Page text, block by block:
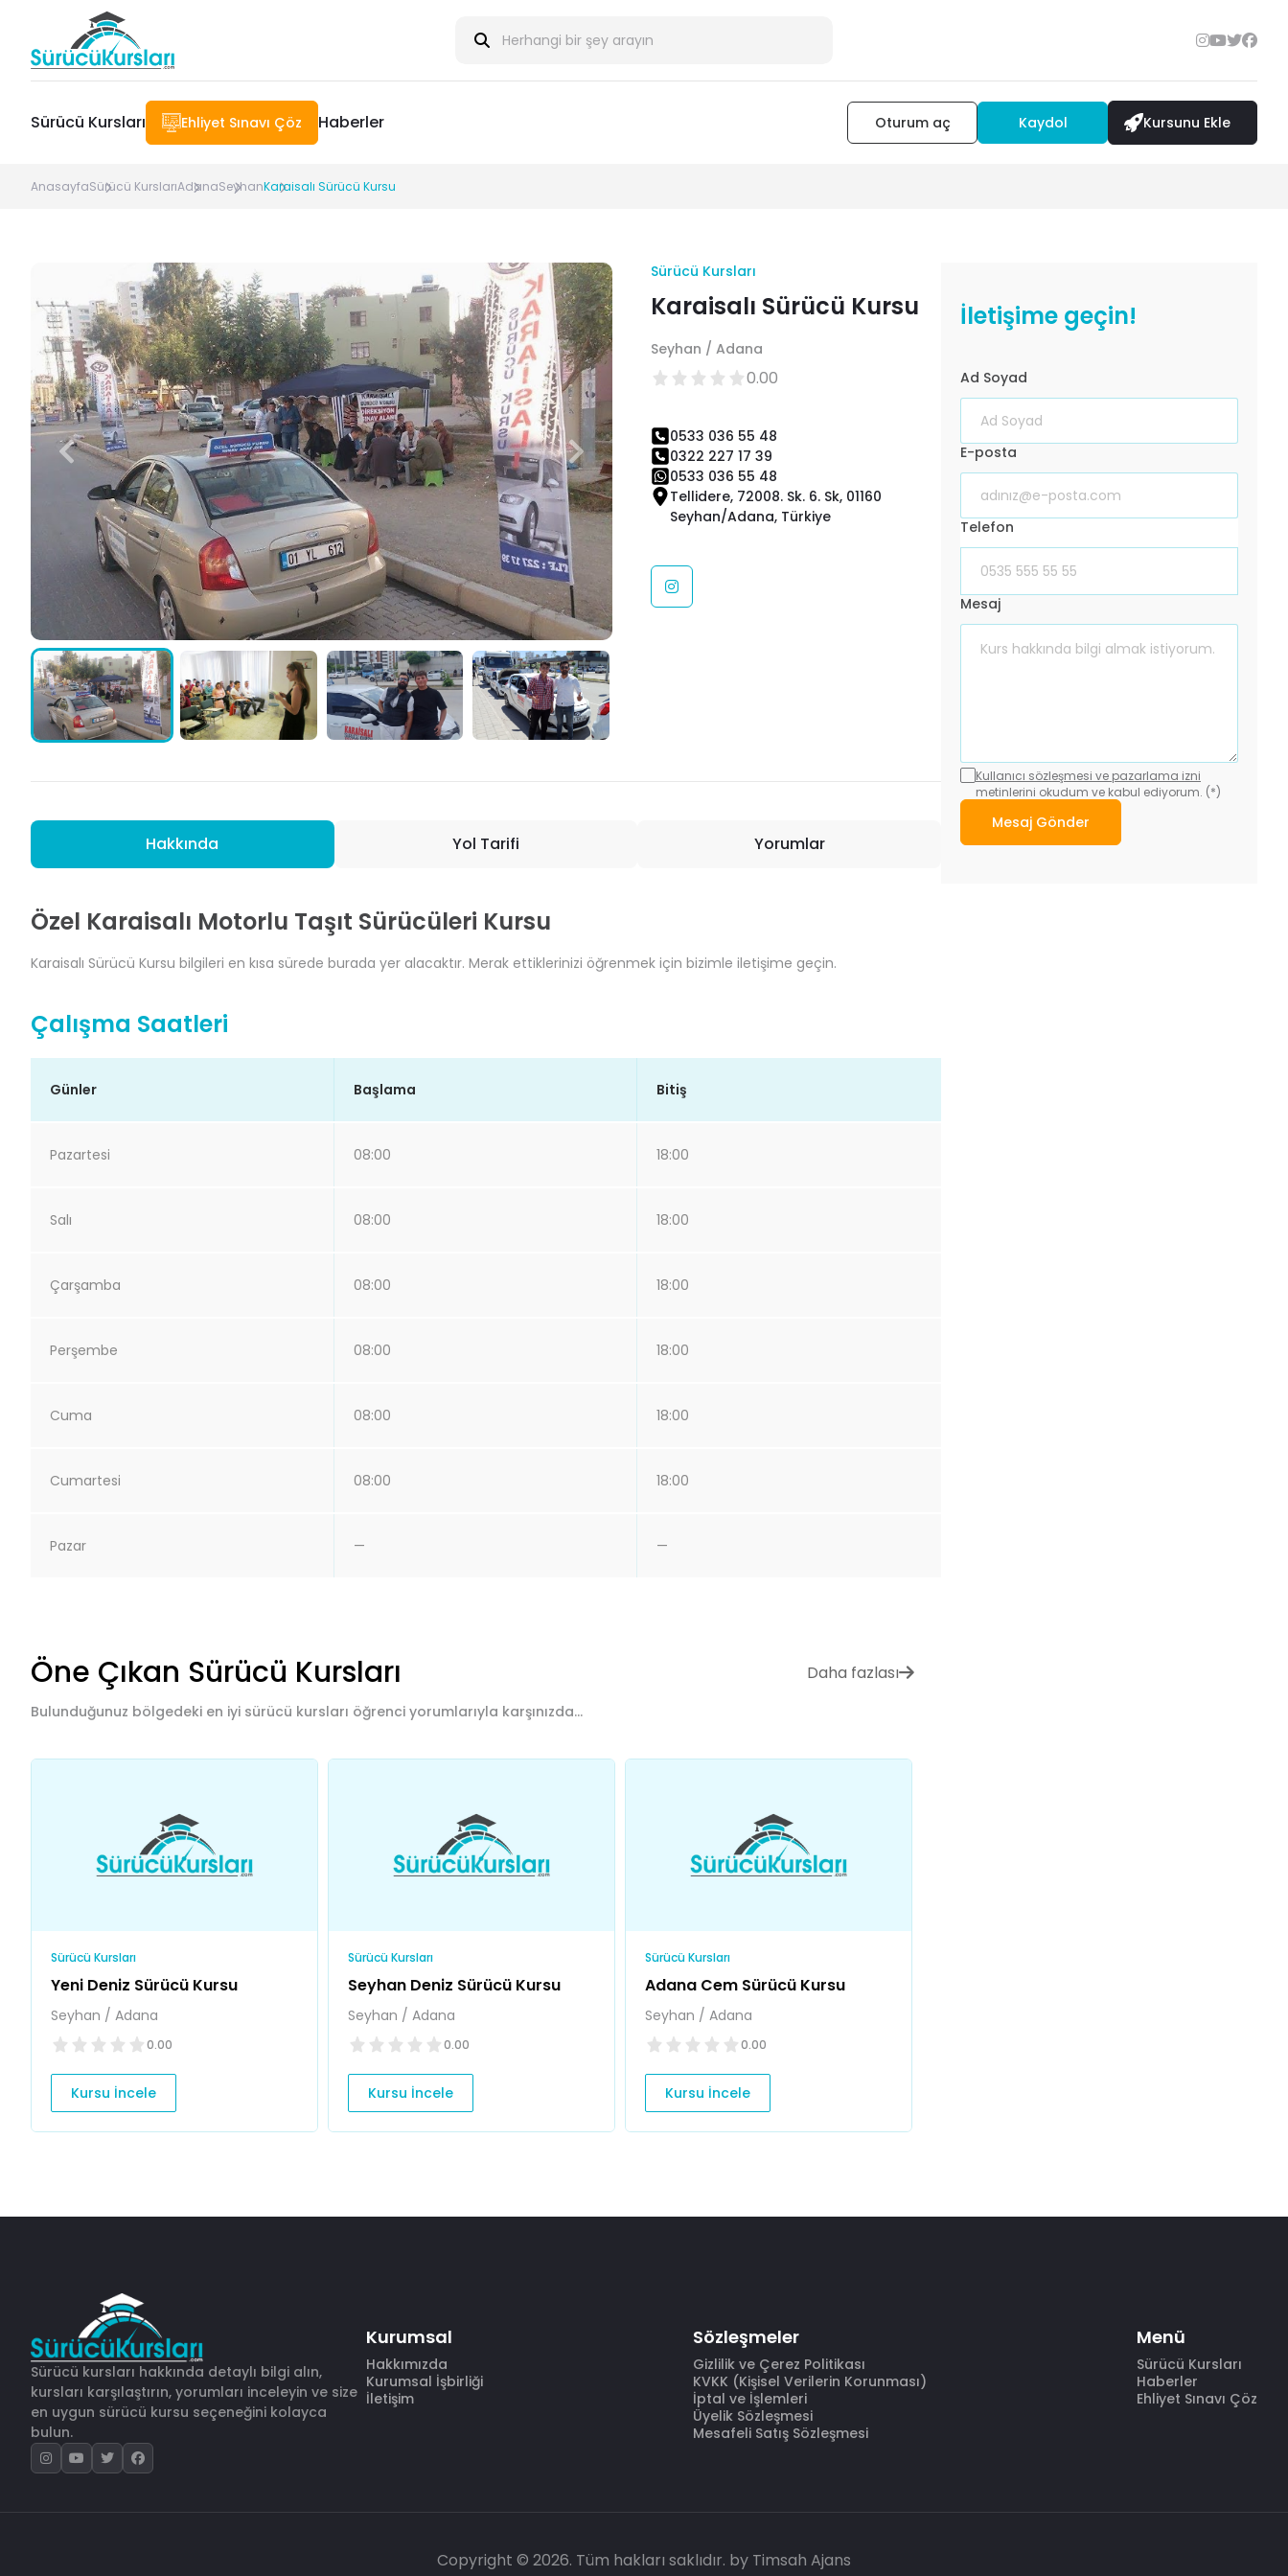
Sürücü Kursları Ehliyet Sınavı Çöz Haberler Oturum aç Kaydol Kursunu Ekle
AnasayfaSürücü KurslarıAdanaSeyhanKaraisalı Sürücü Kursu
Sürücü Kursları
Karaisalı Sürücü Kursu
Seyhan / Adana
0.00
0533 036 55 48
0322 227 17 39
0533 036 55 48
Tellidere, 72008. Sk. 6. Sk, 01160
Seyhan/Adana, Türkiye
Hakkında Yol Tarifi Yorumlar
Özel Karaisalı Motorlu Taşıt Sürücüleri Kursu
Karaisalı Sürücü Kursu bilgileri en kısa sürede burada yer alacaktır. Merak ettiklerinizi öğrenmek için bizimle iletişime geçin.
Çalışma Saatleri
Günler Başlama Bitiş
Pazartesi 08:00 18:00
Salı 08:00 18:00
Çarşamba 08:00 18:00
Perşembe 08:00 18:00
Cuma 08:00 18:00
Cumartesi 08:00 18:00
Pazar — —
İletişime geçin!
Ad Soyad
E-posta
Telefon
Mesaj
Kullanıcı sözleşmesi ve pazarlama izni
metinlerini okudum ve kabul ediyorum. (*)
Mesaj Gönder
Öne Çıkan Sürücü Kursları Daha fazlası
Bulunduğunuz bölgedeki en iyi sürücü kursları öğrenci yorumlarıyla karşınızda...
Sürücü Kursları
Yeni Deniz Sürücü Kursu
Seyhan / Adana
0.00
Kursu İncele
Sürücü Kursları
Seyhan Deniz Sürücü Kursu
Seyhan / Adana
0.00
Kursu İncele
Sürücü Kursları
Adana Cem Sürücü Kursu
Seyhan / Adana
0.00
Kursu İncele
Sürücü kursları hakkında detaylı bilgi alın,
kursları karşılaştırın, yorumları inceleyin ve size
en uygun sürücü kursu seçeneğini kolayca
bulun.
Kurumsal
Hakkımızda
Kurumsal İşbirliği
İletişim
Sözleşmeler
Gizlilik ve Çerez Politikası
KVKK (Kişisel Verilerin Korunması)
İptal ve İşlemleri
Üyelik Sözleşmesi
Mesafeli Satış Sözleşmesi
Menü
Sürücü Kursları
Haberler
Ehliyet Sınavı Çöz
Copyright © 2026. Tüm hakları saklıdır. by Timsah Ajans